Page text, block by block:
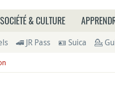
SOCIÉTÉ & CULTURE
🚄 JR Pass 🪪 Suica 💁